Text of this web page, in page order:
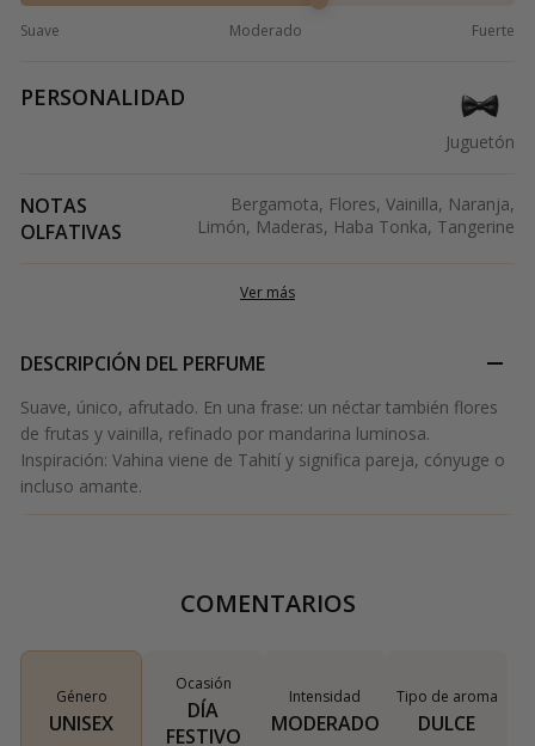
Suave Moderado Fuerte
PERSONALIDAD
Juguetón
NOTAS
OLFATIVAS
Bergamota, Flores, Vainilla, Naranja,
Limón, Maderas, Haba Tonka, Tangerine
Ver más
DESCRIPCIÓN DEL PERFUME
Suave, único, afrutado. En una frase: un néctar también flores
de frutas y vainilla, refinado por mandarina luminosa.
Inspiración: Vahina viene de Tahití y significa pareja, cónyuge o
incluso amante.
COMENTARIOS
Género
UNISEX
Ocasión
DÍA
FESTIVO
Intensidad
MODERADO
Tipo de aroma
DULCE